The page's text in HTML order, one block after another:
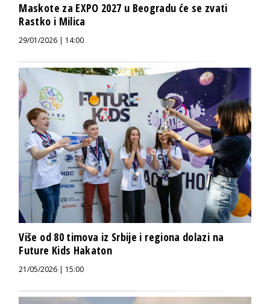
Maskote za EXPO 2027 u Beogradu će se zvati
Rastko i Milica
29/01/2026 | 14:00
Više od 80 timova iz Srbije i regiona dolazi na
Future Kids Hakaton
21/05/2026 | 15:00